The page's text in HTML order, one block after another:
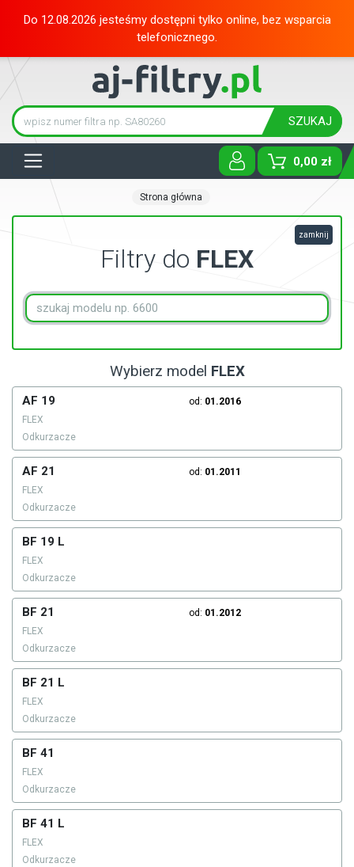
Do 12.08.2026 jesteśmy dostępni tylko online, bez wsparcia
telefonicznego.
SZUKAJ
0,00 zł
Strona główna
Filtry do FLEX
zamknij
Wybierz model FLEX
AF 19 od: 01.2016
FLEX
Odkurzacze
AF 21 od: 01.2011
FLEX
Odkurzacze
BF 19 L
FLEX
Odkurzacze
BF 21 od: 01.2012
FLEX
Odkurzacze
BF 21 L
FLEX
Odkurzacze
BF 41
FLEX
Odkurzacze
BF 41 L
FLEX
Odkurzacze